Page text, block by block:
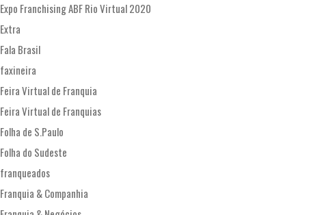
Expo Franchising ABF Rio Virtual 2020
Extra
Fala Brasil
faxineira
Feira Virtual de Franquia
Feira Virtual de Franquias
Folha de S.Paulo
Folha do Sudeste
franqueados
Franquia & Companhia